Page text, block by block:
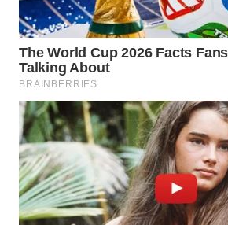
O truque econômico que está
pequenas: use o exaustor para
sem grandes gastos. -Imagem
Quais cuidados